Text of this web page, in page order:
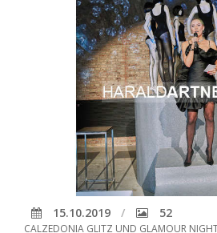
15.10.2019 52
CALZEDONIA GLITZ UND GLAMOUR